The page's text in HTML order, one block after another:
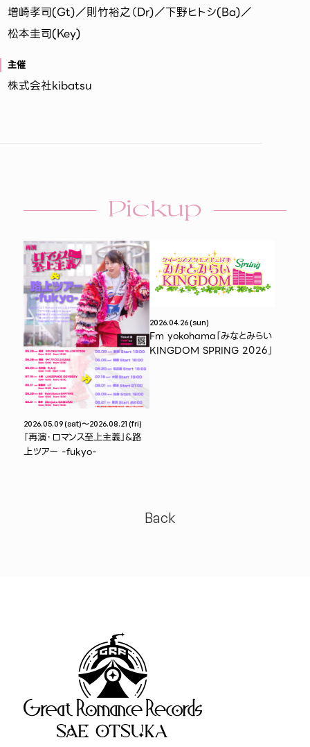
増崎孝司(Gt)／則竹裕之（Dr)／下野ヒトシ(Ba)／
松本圭司(Key)
主催
株式会社kibatsu
Pickup
2026.05.09 (sat)〜2026.08.21 (fri)
「再演・ロマンス至上主義」&路
上ツアー -fukyo-
2026.04.26 (sun)
Fm yokohama「みなとみらい
KINGDOM SPRING 2026」
Back